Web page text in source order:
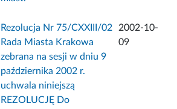
Rezolucja Nr 75/CXXIII/02
Rada Miasta Krakowa
zebrana na sesji w dniu 9
października 2002 r.
uchwala niniejszą
REZOLUCJĘ Do
2002-10-
09